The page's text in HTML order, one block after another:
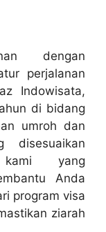
dengan
perjalanan
Indowisata,
di bidang
umroh dan
disesuaikan
yang
Anda
program visa
ziarah